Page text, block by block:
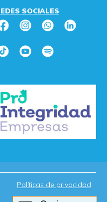
SOCIALES
Políticas de privacidad